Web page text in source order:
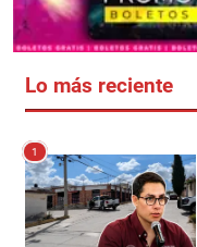
Lo más reciente
1